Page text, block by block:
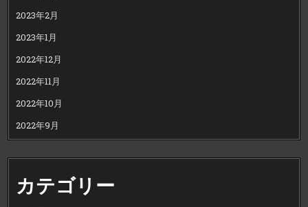
2023年2月
2023年1月
2022年12月
2022年11月
2022年10月
2022年9月
カテゴリー